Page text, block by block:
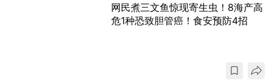
网民煮三文鱼惊现寄生虫！8海产高
危1种恐致胆管癌！食安预防4招